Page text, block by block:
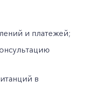
и платежей;
в